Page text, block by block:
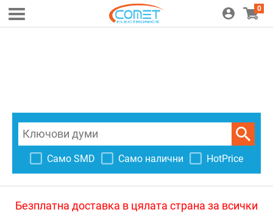
0
Само SMD Само налични HotPrice
Безплатна доставка в цялата страна за всички